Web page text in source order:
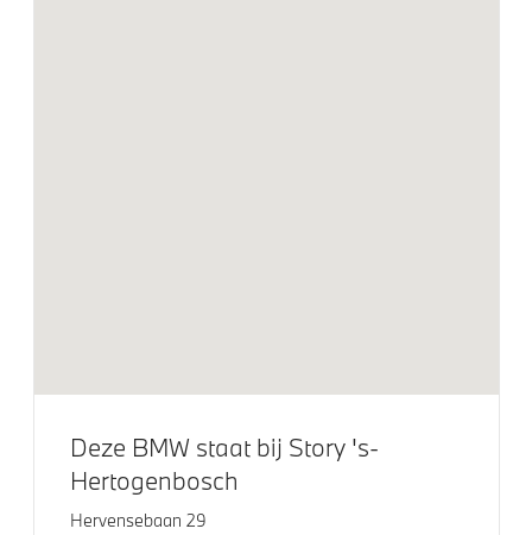
Elektrische voorzieningen
Driving Assistant
Deze BMW staat bij Story 's-
Hertogenbosch
Hervensebaan 29